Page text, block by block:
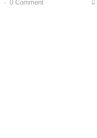
· 0 Comment